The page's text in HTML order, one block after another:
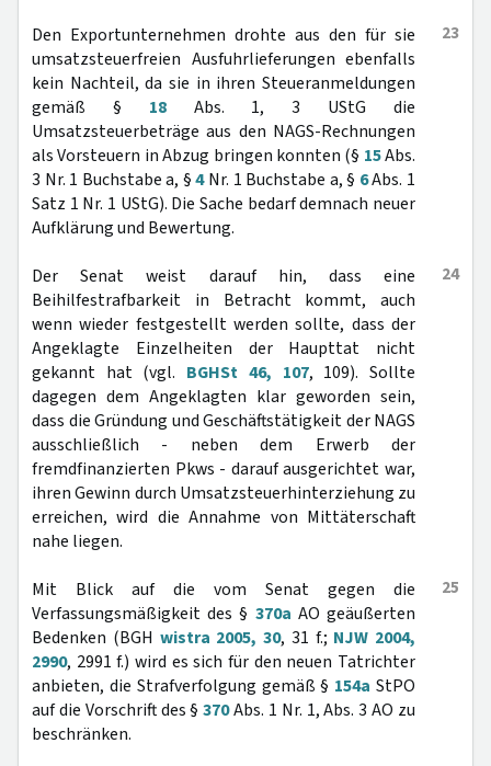
23
Den Exportunternehmen drohte aus den für sie
umsatzsteuerfreien Ausfuhrlieferungen ebenfalls
kein Nachteil, da sie in ihren Steueranmeldungen
gemäß § 18Abs. 1, 3 UStG die
Umsatzsteuerbeträge aus den NAGS-Rechnungen
als Vorsteuern in Abzug bringen konnten (§ 15Abs.
3 Nr. 1 Buchstabe a, §4Nr. 1 Buchstabe a, § 6Abs. 1
Satz 1 Nr. 1 UStG). Die Sache bedarf demnach neuer
Aufklärung und Bewertung.
24
Der Senat weist darauf hin, dass eine
Beihilfestrafbarkeit in Betracht kommt, auch
wenn wieder festgestellt werden sollte, dass der
Angeklagte Einzelheiten der Haupttat nicht
gekannt hat (vgl. BGHSt 46, 107, 109). Sollte
dagegen dem Angeklagten klar geworden sein,
dass die Gründung und Geschäftstätigkeit der NAGS
ausschließlich - neben dem Erwerb der
fremdfinanzierten Pkws - darauf ausgerichtet war,
ihren Gewinn durch Umsatzsteuerhinterziehung zu
erreichen, wird die Annahme von Mittäterschaft
nahe liegen.
25
Mit Blick auf die vom Senat gegen die
Verfassungsmäßigkeit des § 370a AO geäußerten
Bedenken (BGH wistra 2005, 30, 31 f.; NJW 2004,
2990, 2991 f.) wird es sich für den neuen Tatrichter
anbieten, die Strafverfolgung gemäß § 154a StPO
auf die Vorschrift des §370Abs. 1 Nr. 1, Abs. 3 AO zu
beschränken.